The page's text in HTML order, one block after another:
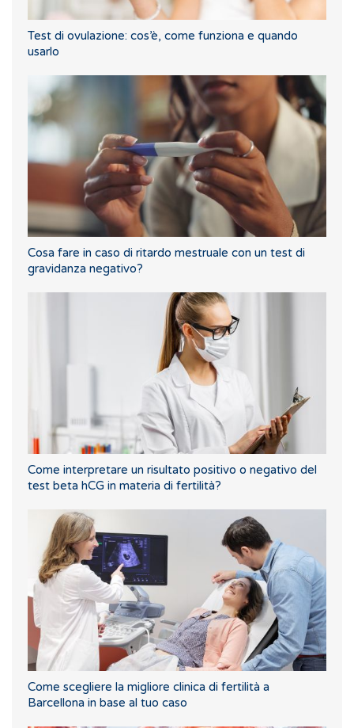
Test di ovulazione: cos’è, come funziona e quando
usarlo
Cosa fare in caso di ritardo mestruale con un test di
gravidanza negativo?
Come interpretare un risultato positivo o negativo del
test beta hCG in materia di fertilità?
Come scegliere la migliore clinica di fertilità a
Barcellona in base al tuo caso